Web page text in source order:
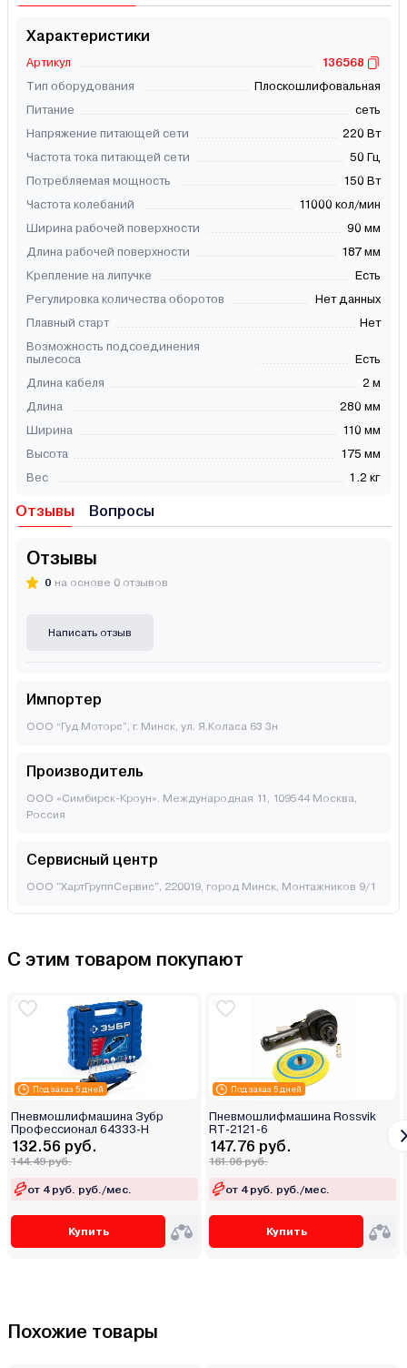
Характеристики
Артикул
136568
Тип оборудования
Плоскошлифовальная
Питание
сеть
Напряжение питающей сети
220 Вт
Частота тока питающей сети
50 Гц
Потребляемая мощность
150 Вт
Частота колебаний
11000 кол/мин
Ширина рабочей поверхности
90 мм
Длина рабочей поверхности
187 мм
Крепление на липучке
Есть
Регулировка количества оборотов
Нет данных
Плавный старт
Нет
Возможность подсоединения
пылесоса
Есть
Длина кабеля
2 м
Длина
280 мм
Ширина
110 мм
Высота
175 мм
Вес
1.2 кг
Отзывы Вопросы
Отзывы
0 на основе 0 отзывов
Написать отзыв
Импортер
ООО “Гуд Моторс”, г. Минск, ул. Я.Коласа 63 3н
Производитель
ООО «Симбирск-Кроун». Международная 11, 109544 Москва,
Россия
Сервисный центр
ООО "ХартГруппСервис", 220019, город Минск, Монтажников 9/1
С этим товаром покупают
Под заказ 5 дней
Пневмошлифмашина Зубр
Профессионал 64333-H
132.56 руб.
144.49 руб.
от 4 руб. руб./мес.
Купить
Под заказ 5 дней
Пневмошлифмашина Rossvik
RT-2121-6
147.76 руб.
161.06 руб.
от 4 руб. руб./мес.
Купить
Похожие товары